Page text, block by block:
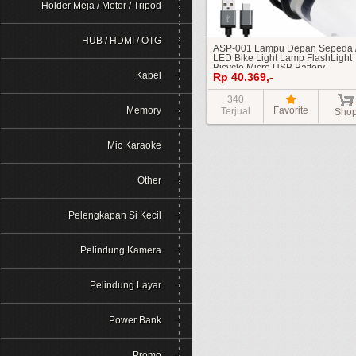
Holder Meja / Motor / Tripod
HUB / HDMI / OTG
Kabel
Memory
Mic Karaoke
Other
Pelengkapan Si Kecil
Pelindung Kamera
Pelindung Layar
Power Bank
ASP-001 Lampu Depan Sepeda
LED Bike Light Lamp FlashLight
Bicycle Micro USB Battery
Rechargeable / SENTER SINAR
TERANG Baterai Pakai Charge
Rp 40.369,-
340
Terjual
Favorite